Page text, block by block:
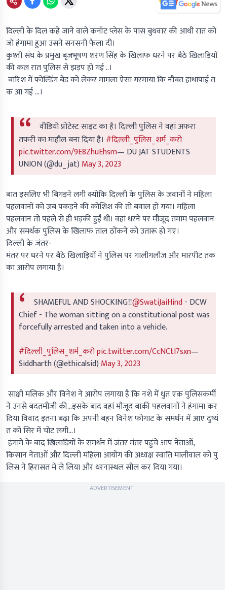
दिल्ली के दिल कहे जाने वाले कनॉट प्लेस के पास बुधवार की आधी रात को
जो हंगामा हुआ उसने सनसनी फैला दी।
कुश्ती संघ के प्रमुख बृजभूषण शरण सिंह के खिलाफ धरने पर बैठे खिलाड़ियों
की कल रात पुलिस से झड़प हो गई ..।
बारिश में फोल्डिंग बेड को लेकर मामला ऐसा गरमाया कि नौबत हाथापाई त
क आ गई ...।
वीडियो प्रोटेस्ट साइट का है। दिल्ली पुलिस ने वहां अफरा
तफरी का माहौल बना दिया है। #दिल्ली_पुलिस_शर्म_करो
pic.twitter.com/9E8ZhuEhsm— DU JAT STUDENTS
UNION (@du_jat) May 3, 2023
बात इसलिए भी बिगड़ने लगी क्योंकि दिल्ली के पुलिस के जवानों ने महिला
पहलवानों को जब पकड़ने की कोशिश की तो बवाल हो गया। महिला
पहलवान तो पहले से ही भड़की हुईं थी। वहां धरने पर मौजूद तमाम पहलवान
और समर्थक पुलिस के खिलाफ ताल ठोंकने को उतारू हो गए।
दिल्ली के जंतर-
मंतर पर धरने पर बैठे खिलाड़ियों ने पुलिस पर गालीगलौज और मारपीट तक
का आरोप लगाया है।
SHAMEFUL AND SHOCKING‼️@SwatiJaiHind- DCW
Chief - The woman sitting on a constitutional post was
forcefully arrested and taken into a vehicle.
#दिल्ली_पुलिस_शर्म_करोpic.twitter.com/CcNCtI7sxn—
Siddharth (@ethicalsid) May 3, 2023
साक्षी मलिक और विनेश ने आरोप लगाया है कि नशे में धुत एक पुलिसकर्मी
ने उनसे बदतमीजी की...इसके बाद वहां मौजूद बाकी पहलवानों ने हंगामा कर
दिया विवाद इतना बढ़ा कि अपनी बहन विनेश फोगाट के समर्थन में आए दुष्यं
त को सिर में चोट लगी...।
हंगामे के बाद खिलाड़ियों के समर्थन में जंतर मंतर पहुंचे आप नेताओं,
किसान नेताओं और दिल्ली महिला आयोग की अध्यक्ष स्वाति मालीवाल को पु
लिस ने हिरासत में ले लिया और धरनास्थल सील कर दिया गया।
ADVERTISEMENT